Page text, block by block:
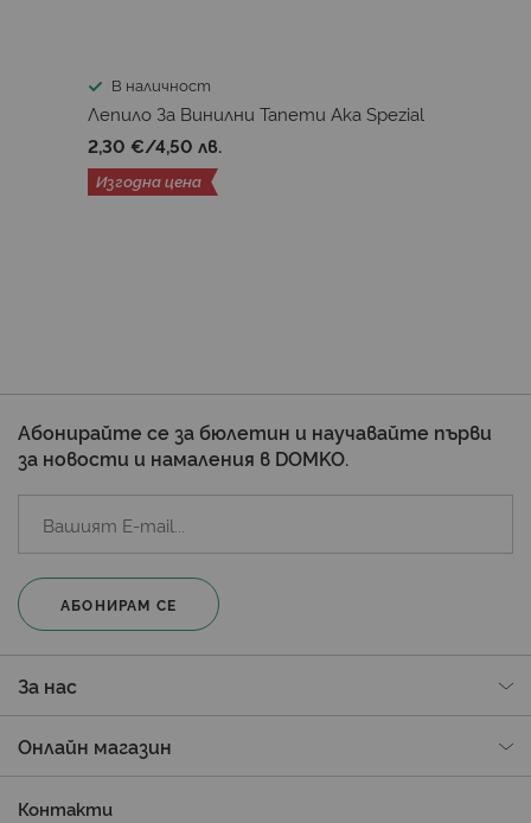
В наличност
Лепило За Винилни Тапети Aka Spezial
2,30 €/4,50 лв.
Изгодна цена
Абонирайте се за бюлетин и научавайте първи
за новости и намаления в DOMKO.
АБОНИРАМ СЕ
За нас
Онлайн магазин
Контакти